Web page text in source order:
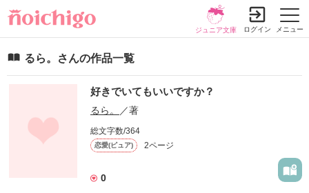
メニュー
ジュニア文庫 ログイン
るら。さんの作品一覧
好きでいてもいいですか？
るら。 ／著
総文字数/364
恋愛(ピュア) 2ページ
0